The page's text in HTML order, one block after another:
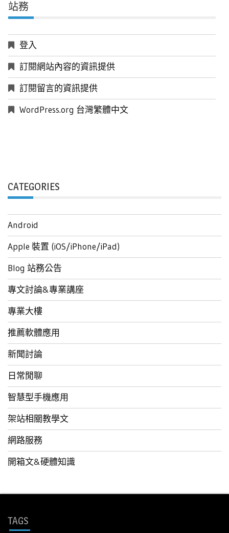
站務
登入
訂閱網站內容的資訊提供
訂閱留言的資訊提供
WordPress.org 台灣繁體中文
CATEGORIES
Android
Apple 裝置 (iOS/iPhone/iPad)
Blog 站務公告
專文討論&專業講座
專業大樓
推薦軟體應用
新聞討論
日常閒聊
智慧型手機應用
架站相關教學文
網路服務
開箱文&硬體知識
TAGS